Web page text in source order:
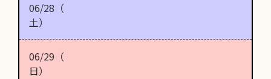
06/28（
土）
06/29（
日）